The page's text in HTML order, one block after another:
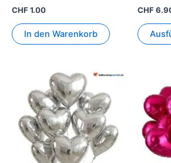
CHF1.00
In den Warenkorb
CHF